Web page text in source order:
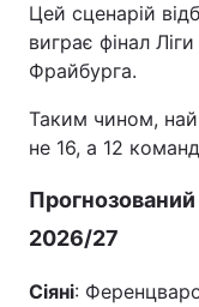
Цей сценарій
виграє фінал
Фрайбурга.
Таким чином,
не 16, а 12
Прогнозований
2026/27
Сіяні: